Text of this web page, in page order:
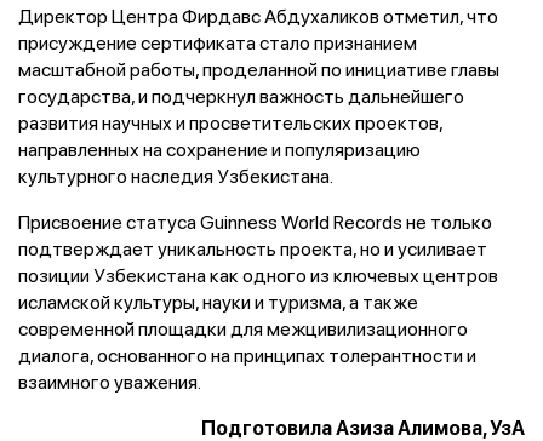
Директор Центра Фирдавс Абдухаликов отметил, что
присуждение сертификата стало признанием
масштабной работы, проделанной по инициативе главы
государства, и подчеркнул важность дальнейшего
развития научных и просветительских проектов,
направленных на сохранение и популяризацию
культурного наследия Узбекистана.
Присвоение статуса Guinness World Records не только
подтверждает уникальность проекта, но и усиливает
позиции Узбекистана как одного из ключевых центров
исламской культуры, науки и туризма, а также
современной площадки для межцивилизационного
диалога, основанного на принципах толерантности и
взаимного уважения.
Подготовила Азиза Алимова, УзА